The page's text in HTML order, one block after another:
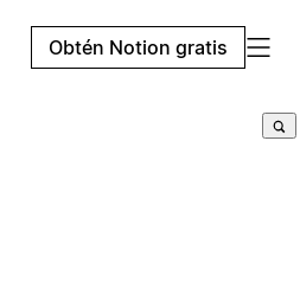
Obtén Notion gratis